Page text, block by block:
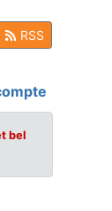
RSS
bel